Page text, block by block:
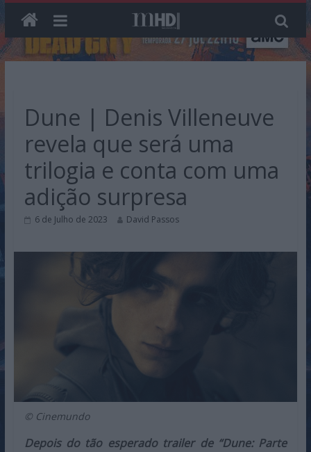
Dune | Denis Villeneuve
revela que será uma
trilogia e conta com uma
adição surpresa
6 de Julho de 2023 David Passos
© Cinemundo
Depois do tão esperado trailer de “Dune: Parte